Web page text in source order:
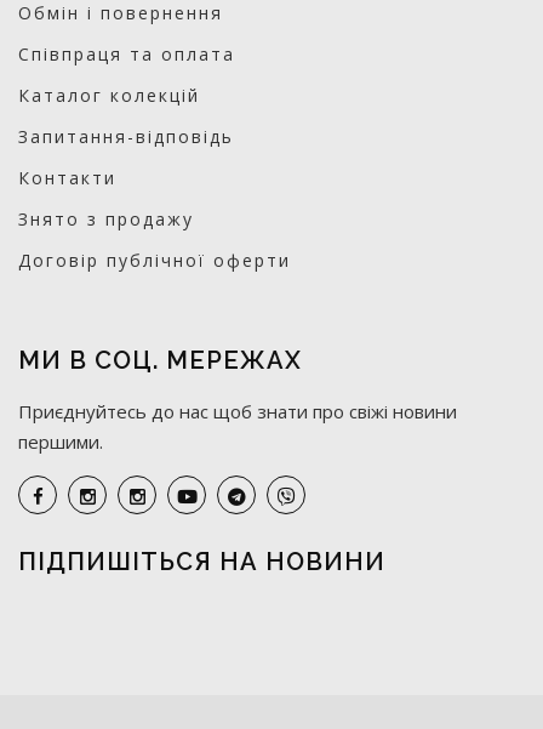
Обмін і повернення
Співпраця та оплата
Каталог колекцій
Запитання-відповідь
Контакти
Знято з продажу
Договір публічної оферти
МИ В СОЦ. МЕРЕЖАХ
Приєднуйтесь до нас щоб знати про свіжі новини
першими.
ПІДПИШІТЬСЯ НА НОВИНИ